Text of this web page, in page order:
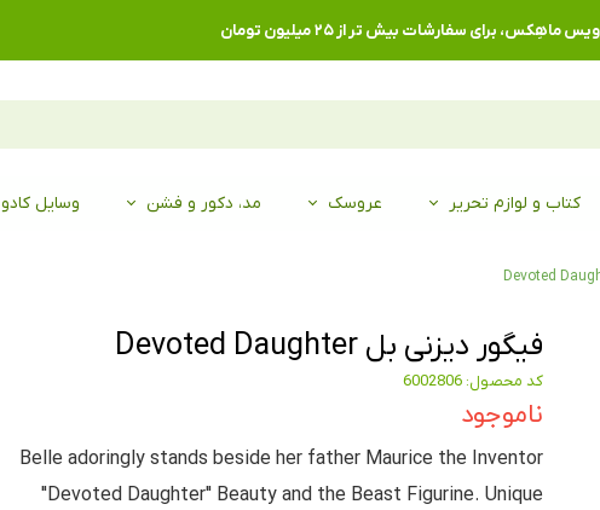
ماهِکس، برای سفارشات بیش تر از ۲۵ میلیون تومان
کتاب و لوازم تحریر عروسک مد، دکور و فشن وسایل کادو
فیگور دیزنی بل Devoted Daughter
کد محصول: 6002806
ناموجود
Belle adoringly stands beside her father Maurice the Inventor
"Devoted Daughter" Beauty and the Beast Figurine. Unique